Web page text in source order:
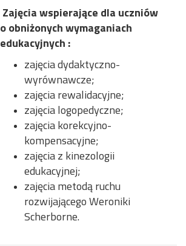
Zajęcia wspierające dla uczniów
o obniżonych wymaganiach
edukacyjnych :
zajęcia dydaktyczno-
wyrównawcze;
zajęcia rewalidacyjne;
zajęcia logopedyczne;
zajęcia korekcyjno-
kompensacyjne;
zajęcia z kinezologii
edukacyjnej;
zajęcia metodą ruchu
rozwijającego Weroniki
Scherborne.